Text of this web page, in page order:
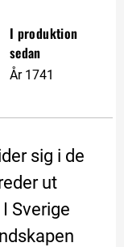
I produktion
sedan
År 1741
sig i de
ut
Sverige